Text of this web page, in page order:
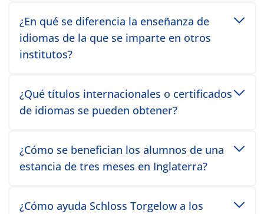
¿En qué se diferencia la enseñanza de
idiomas de la que se imparte en otros
institutos?
Toggle accordion item
¿Qué títulos internacionales o certificados
de idiomas se pueden obtener?
Toggle accordion item
¿Cómo se benefician los alumnos de una
estancia de tres meses en Inglaterra?
Toggle accordion item
¿Cómo ayuda Schloss Torgelow a los
Toggle accordion item